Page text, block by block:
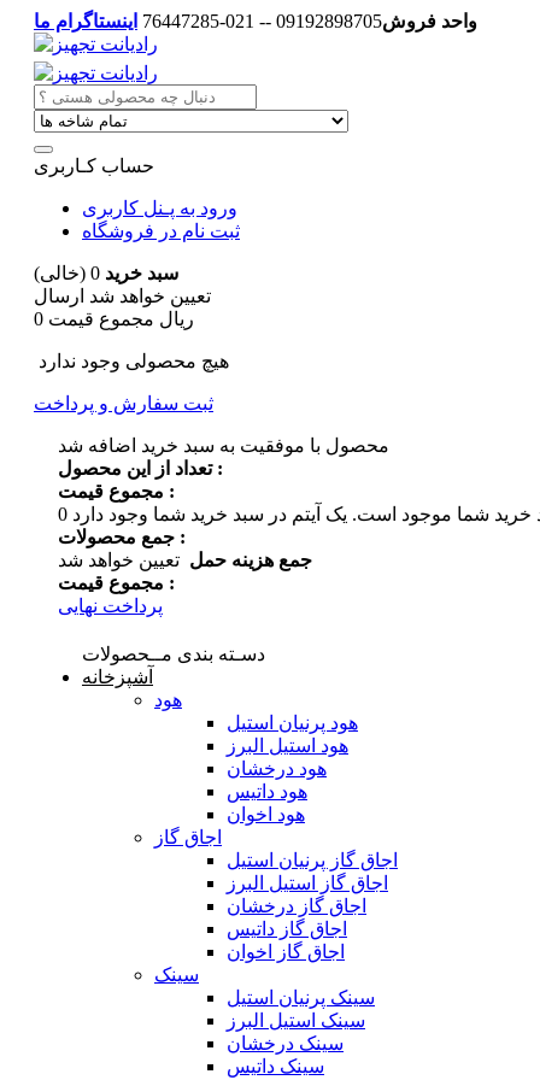
واحد فروش09192898705 -- 021-76447285 اینستاگرام ما
حساب کـاربری
ورود به پـنل کاربری
ثبت نام در فروشگاه
سبد خرید 0 (خالی)
تعیین خواهد شد ارسال
0 ریال مجموع قیمت
هیچ محصولی وجود ندارد
ثبت سفارش و پرداخت
محصول با موفقیت به سبد خرید اضافه شد
تعداد از این محصول :
مجموع قیمت :
0
خرید شما موجود است.
جمع محصولات :
جمع هزینه حمل تعیین خواهد شد
مجموع قیمت :
پرداخت نهایی
دسـته بندی مــحصولات
آشپزخانه
هود
هود پرنیان استیل
هود استیل البرز
هود درخشان
هود داتیس
هود اخوان
اجاق گاز
اجاق گاز پرنیان استیل
اجاق گاز استیل البرز
اجاق گاز درخشان
اجاق گاز داتیس
اجاق گاز اخوان
سینک
سینک پرنیان استیل
سینک استیل البرز
سینک درخشان
سینک داتیس